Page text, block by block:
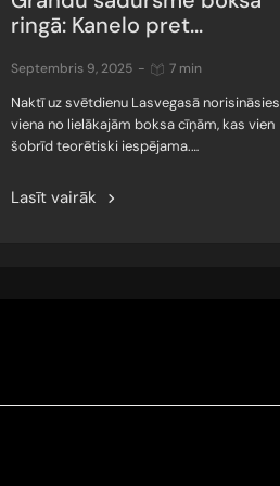
ringā: Kanelo pret...
septembris 9, 2025 - 7 min
Naktī uz svētdienu Lasvegasā norisināsies
viena no lielākajām boksa cīņām, kas vien
šobrīd teorētiski iespējama.…
Lasīt vairāk